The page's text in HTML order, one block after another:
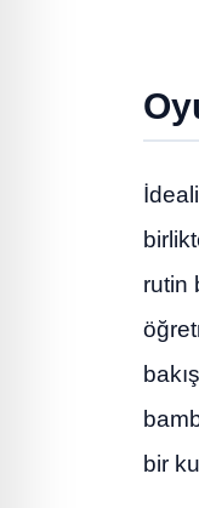
rutin
bir